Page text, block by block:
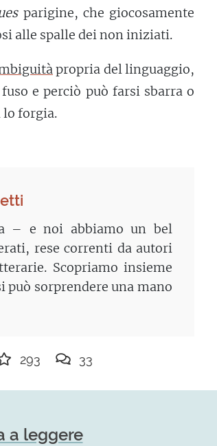
parigine, che giocosamente
alle spalle dei non iniziati.
propria del linguaggio,
e perciò può farsi sbarra o
lo forgia.
– e noi abbiamo un bel
rese correnti da autori
Scopriamo insieme
può sorprendere una mano
293 33
a leggere